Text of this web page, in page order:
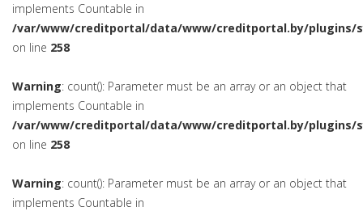
implements Countable in
/var/www/creditportal/data/www/creditportal.by/plugins/
on line 258
Warning: count(): Parameter must be an array or an object that
implements Countable in
/var/www/creditportal/data/www/creditportal.by/plugins/
on line 258
Warning: count(): Parameter must be an array or an object that
implements Countable in